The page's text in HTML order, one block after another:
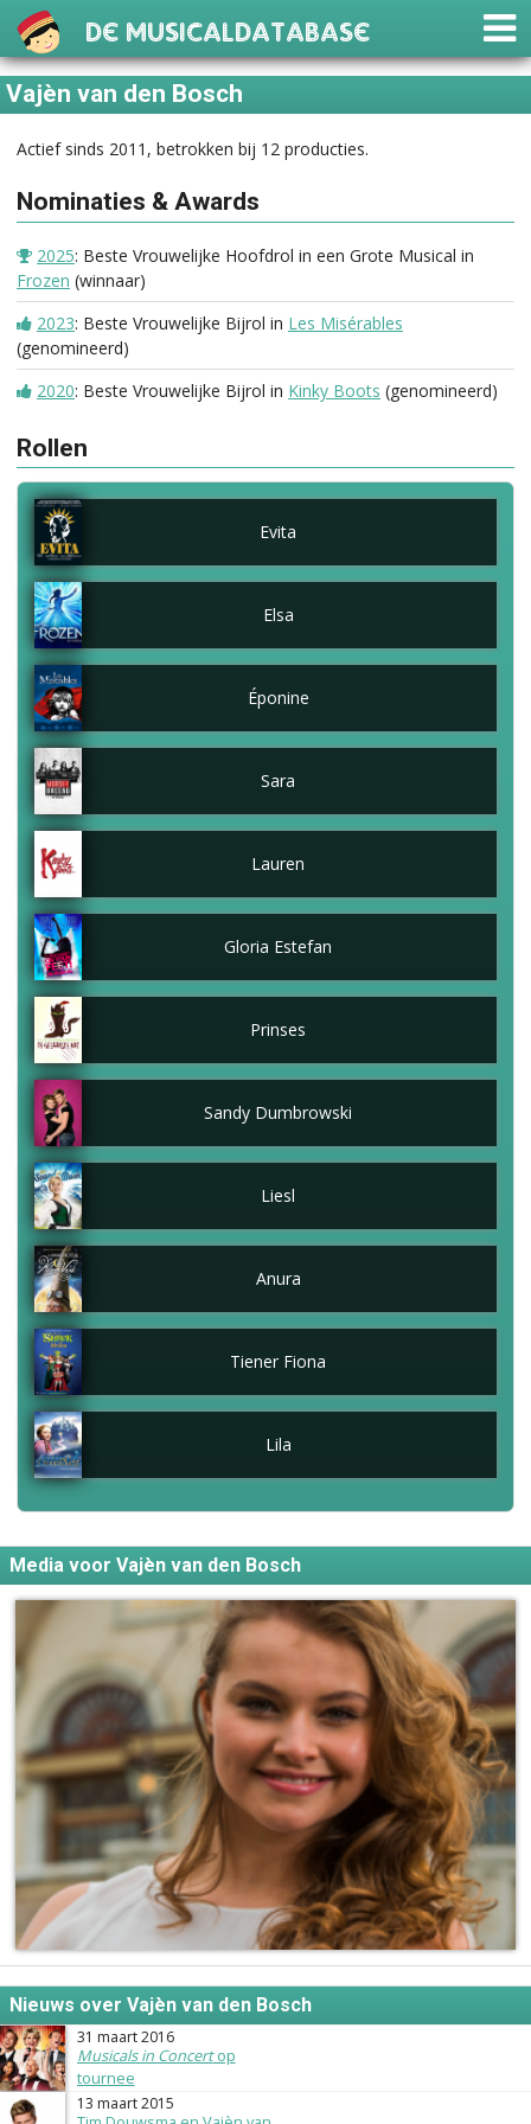
De Musicaldatabase
Vajèn van den Bosch
Actief sinds 2011, betrokken bij 12 producties.
Nominaties & Awards
2025: Beste Vrouwelijke Hoofdrol in een Grote Musical in
Frozen (winnaar)
2023: Beste Vrouwelijke Bijrol in Les Misérables
(genomineerd)
2020: Beste Vrouwelijke Bijrol in Kinky Boots (genomineerd)
Rollen
Evita
Elsa
Éponine
Sara
Lauren
Gloria Estefan
Prinses
Sandy Dumbrowski
Liesl
Anura
Tiener Fiona
Lila
Media voor Vajèn van den Bosch
Nieuws over Vajèn van den Bosch
31 maart 2016
Musicals in Concertop
tournee
13 maart 2015